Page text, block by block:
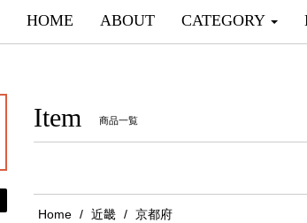
HOME ABOUT CATEGORY
Item 商品一覧
Home 近畿 京都府